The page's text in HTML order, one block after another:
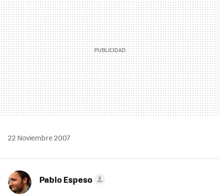
22 Noviembre 2007
Pablo Espeso